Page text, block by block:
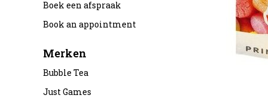
Boek een afspraak
Book an appointment
Merken
Bubble Tea
Just Games